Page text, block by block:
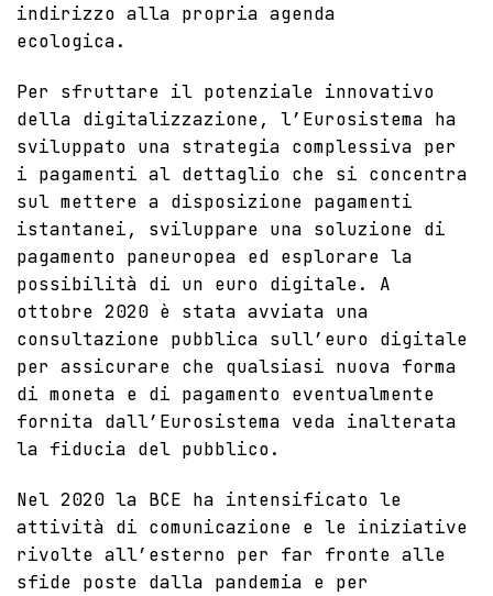
indirizzo alla propria agenda
ecologica.
Per sfruttare il potenziale innovativo
della digitalizzazione, l’Eurosistema ha
sviluppato una strategia complessiva per
i pagamenti al dettaglio che si concentra
sul mettere a disposizione pagamenti
istantanei, sviluppare una soluzione di
pagamento paneuropea ed esplorare la
possibilità di un euro digitale. A
ottobre 2020 è stata avviata una
consultazione pubblica sull’euro digitale
per assicurare che qualsiasi nuova forma
di moneta e di pagamento eventualmente
fornita dall’Eurosistema veda inalterata
la fiducia del pubblico.
Nel 2020 la BCE ha intensificato le
attività di comunicazione e le iniziative
rivolte all’esterno per far fronte alle
sfide poste dalla pandemia e per